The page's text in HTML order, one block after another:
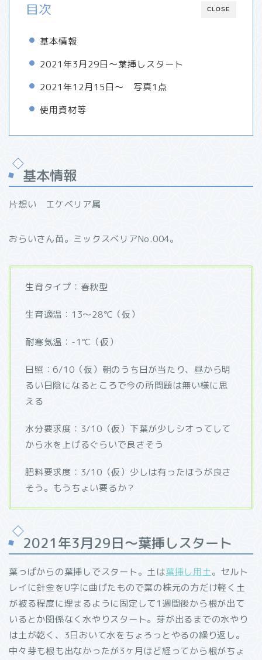
CLOSE
目次
基本情報
2021年3月29日～葉挿しスタート
2021年12月15日～ 写真1点
使用資材等
基本情報
片想い エケベリア属
おらいさん苗。ミックスベリアNo.004。
生育タイプ：春秋型
生育適温：13～28℃（仮）
耐寒気温：-1℃（仮）
日照：6/10（仮）朝のうち日が当たり、昼から明
るい日陰になるところで今の所問題は無い様に思
える
水分要求度：3/10（仮）下葉が少しシオってして
から水を上げるぐらいで良さそう
肥料要求度：3/10（仮）少しは有ったほうが良さ
そう。もうちょい要るか？
2021年3月29日～葉挿しスタート
葉っぱからの葉挿しでスタート。土は葉挿し用土。セルト
レイに針金をU字に曲げたもので葉の株元の方だけ軽く土
が被る程度に埋まるように固定して1週間後から根が出て
いるとか関係なく水やりスタート。芽が出るまでの水やり
は土が乾く、3日おいて水をちょろっとやるの繰り返し。
中々芽も根も出なかったが3ヶ月ほど経ってから根がちょ